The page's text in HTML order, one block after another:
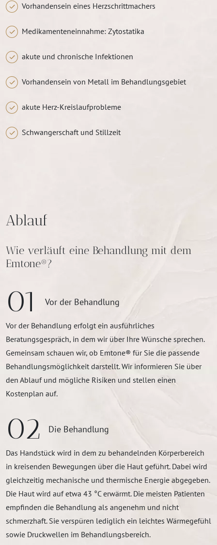
Vorhandensein eines Herzschrittmachers
Medikamenteneinnahme: Zytostatika
akute und chronische Infektionen
Vorhandensein von Metall im Behandlungsgebiet
akute Herz-Kreislaufprobleme
Schwangerschaft und Stillzeit
Ablauf
Wie verläuft eine Behandlung mit dem
Emtone®?
01 Vor der Behandlung
Vor der Behandlung erfolgt ein ausführliches
Beratungsgespräch, in dem wir über Ihre Wünsche sprechen.
Gemeinsam schauen wir, ob Emtone® für Sie die passende
Behandlungsmöglichkeit darstellt. Wir informieren Sie über
den Ablauf und mögliche Risiken und stellen einen
Kostenplan auf.
02 Die Behandlung
Das Handstück wird in dem zu behandelnden Körperbereich
in kreisenden Bewegungen über die Haut geführt. Dabei wird
gleichzeitig mechanische und thermische Energie abgegeben.
Die Haut wird auf etwa 43 °C erwärmt. Die meisten Patienten
empfinden die Behandlung als angenehm und nicht
schmerzhaft. Sie verspüren lediglich ein leichtes Wärmegefühl
sowie Druckwellen im Behandlungsbereich.